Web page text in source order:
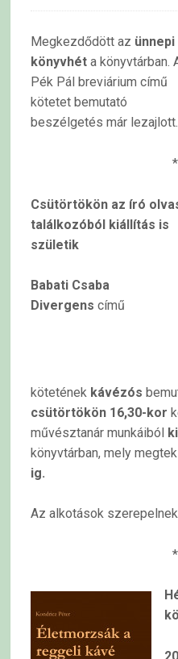
Megkezdődött az ünnepi
könyvhét a könyvtárban.
Pék Pál breviárium című
kötetet bemutató
beszélgetés már lezajlott.
Csütörtökön az író
találkozóból kiállítás is
születik
Babati Csaba
Divergens című
kötetének kávézós
csütörtökön 16,30-kor
művésztanár munkáiból
könyvtárban, mely
ig.
Az alkotások